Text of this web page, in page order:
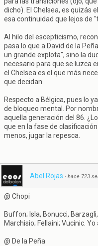
dicho). El Chelsea, es quizás
esa continuidad que lejos de
Al hilo del escepticismo,
pasa lo que a David de la
un grande explota", sino la
necesario para que se luzca
el Chelsea es el que más
que decidan.
Respecto a Bélgica, pues lo
de bloqueo mental. Por
aquella generación del 86.
que en la fase de
menos, jugar la repesca.
Abel Rojas · hace 723
@ Chopi
Buffon; Isla, Bonucci,
Marchisio; Fellaini; Vucinic.
@ De la Peña